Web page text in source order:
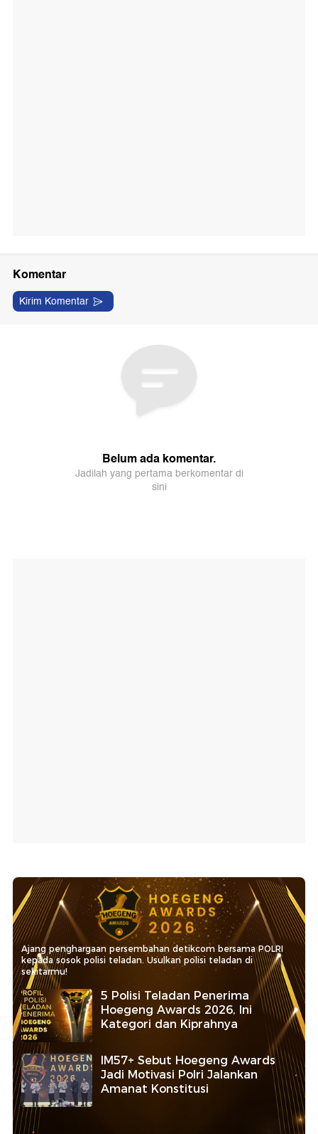
Ajang penghargaan persembahan detikcom bersama POLRI
kepada sosok polisi teladan. Usulkan polisi teladan di
sekitarmu!
5 Polisi Teladan Penerima
Hoegeng Awards 2026, Ini
Kategori dan Kiprahnya
IM57+ Sebut Hoegeng Awards
Jadi Motivasi Polri Jalankan
Amanat Konstitusi